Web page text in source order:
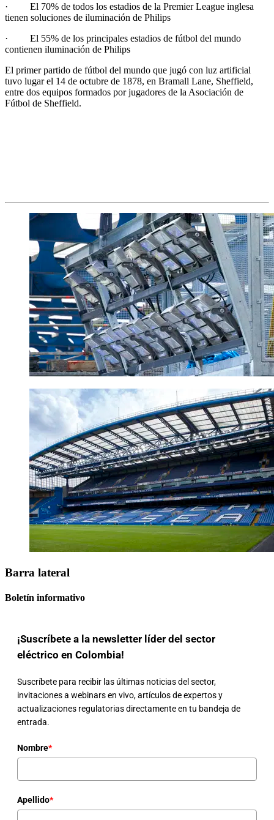
· El 70% de todos los estadios de la Premier League inglesa
tienen soluciones de iluminación de Philips
· El 55% de los principales estadios de fútbol del mundo
contienen iluminación de Philips
El primer partido de fútbol del mundo que jugó con luz artificial
tuvo lugar el 14 de octubre de 1878, en Bramall Lane, Sheffield,
entre dos equipos formados por jugadores de la Asociación de
Fútbol de Sheffield.
Barra lateral
Boletín informativo
¡Suscríbete a la newsletter líder del sector
eléctrico en Colombia!
Suscríbete para recibir las últimas noticias del sector,
invitaciones a webinars en vivo, artículos de expertos y
actualizaciones regulatorias directamente en tu bandeja de
entrada.
Nombre*
Apellido*